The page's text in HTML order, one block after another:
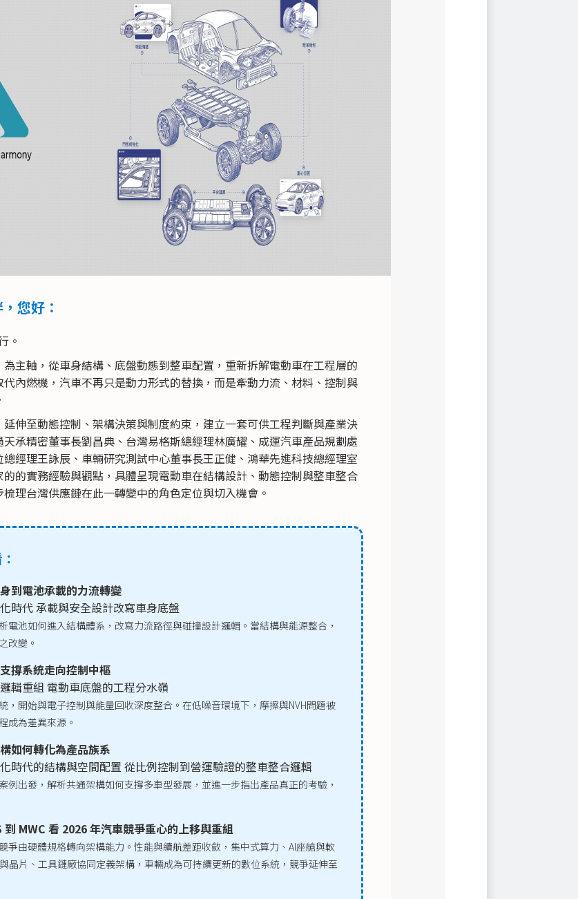
您好：
。
主軸，從車身結構、底盤動態到整車配置，重新拆解電動車在工程層的
內燃機，汽車不再只是動力形式的替換，而是牽動力流、材料、控制與
伸至動態控制、架構決策與制度約束，建立一套可供工程判斷與產業決
承精密董事長劉昌典、台灣易格斯總經理林廣耀、成運汽車產品規劃處
經理王詠辰、車輛研究測試中心董事長王正健、鴻華先進科技總經理室
的實務經驗與觀點，具體呈現電動車在結構設計、動態控制與整車整合
理台灣供應鏈在此一轉變中的角色定位與切入機會。
到電池承載的力流轉變
時代 承載與安全設計改寫車身底盤
電池如何進入結構體系，改寫力流路徑與碰撞設計邏輯。當結構與能源整合，
改變。
撐系統走向控制中樞
輯重組 電動車底盤的工程分水嶺
，開始與電子控制與能量回收深度整合。在低噪音環境下，摩擦與NVH問題被
成為差異來源。
如何轉化為產品族系
時代的結構與空間配置 從比例控制到營運驗證的整車整合邏輯
例出發，解析共通架構如何支撐多車型發展，並進一步指出產品真正的考驗，
到 MWC 看 2026 年汽車競爭重心的上移與重組
爭由硬體規格轉向架構能力。性能與續航差距收斂，集中式算力、AI座艙與軟
晶片、工具鏈廠協同定義架構，車輛成為可持續更新的數位系統，競爭延伸至